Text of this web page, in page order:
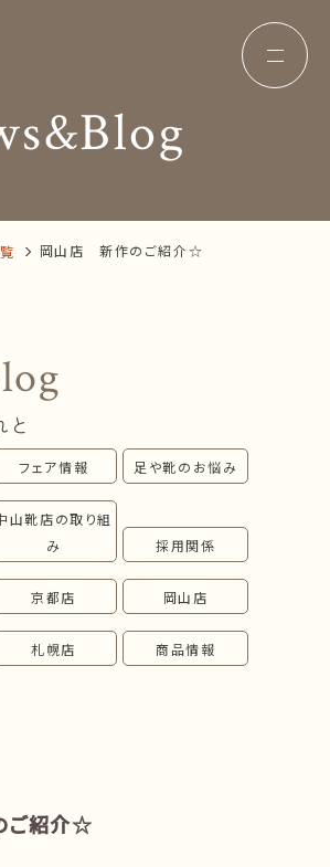
コンセプト
オーダー中敷き
会社概要
オンラインショップ
お問い合わせ
岡山店 新作のご紹介☆
フェア情報 足や靴のお悩み
山靴店の取り組
み
採用関係
京都店 岡山店
札幌店 商品情報
ご紹介☆